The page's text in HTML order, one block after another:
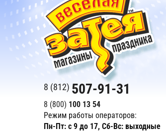
8 (812) 507-91-31
8 (800) 100 13 54
Режим работы операторов:
Пн-Пт: с 9 до 17, Сб-Вс: выходные